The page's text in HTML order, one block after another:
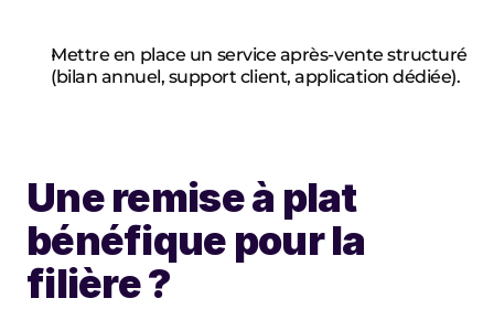
Mettre en place un service après-vente structuré
(bilan annuel, support client, application dédiée).
Une remise à plat
bénéfique pour la
filière ?